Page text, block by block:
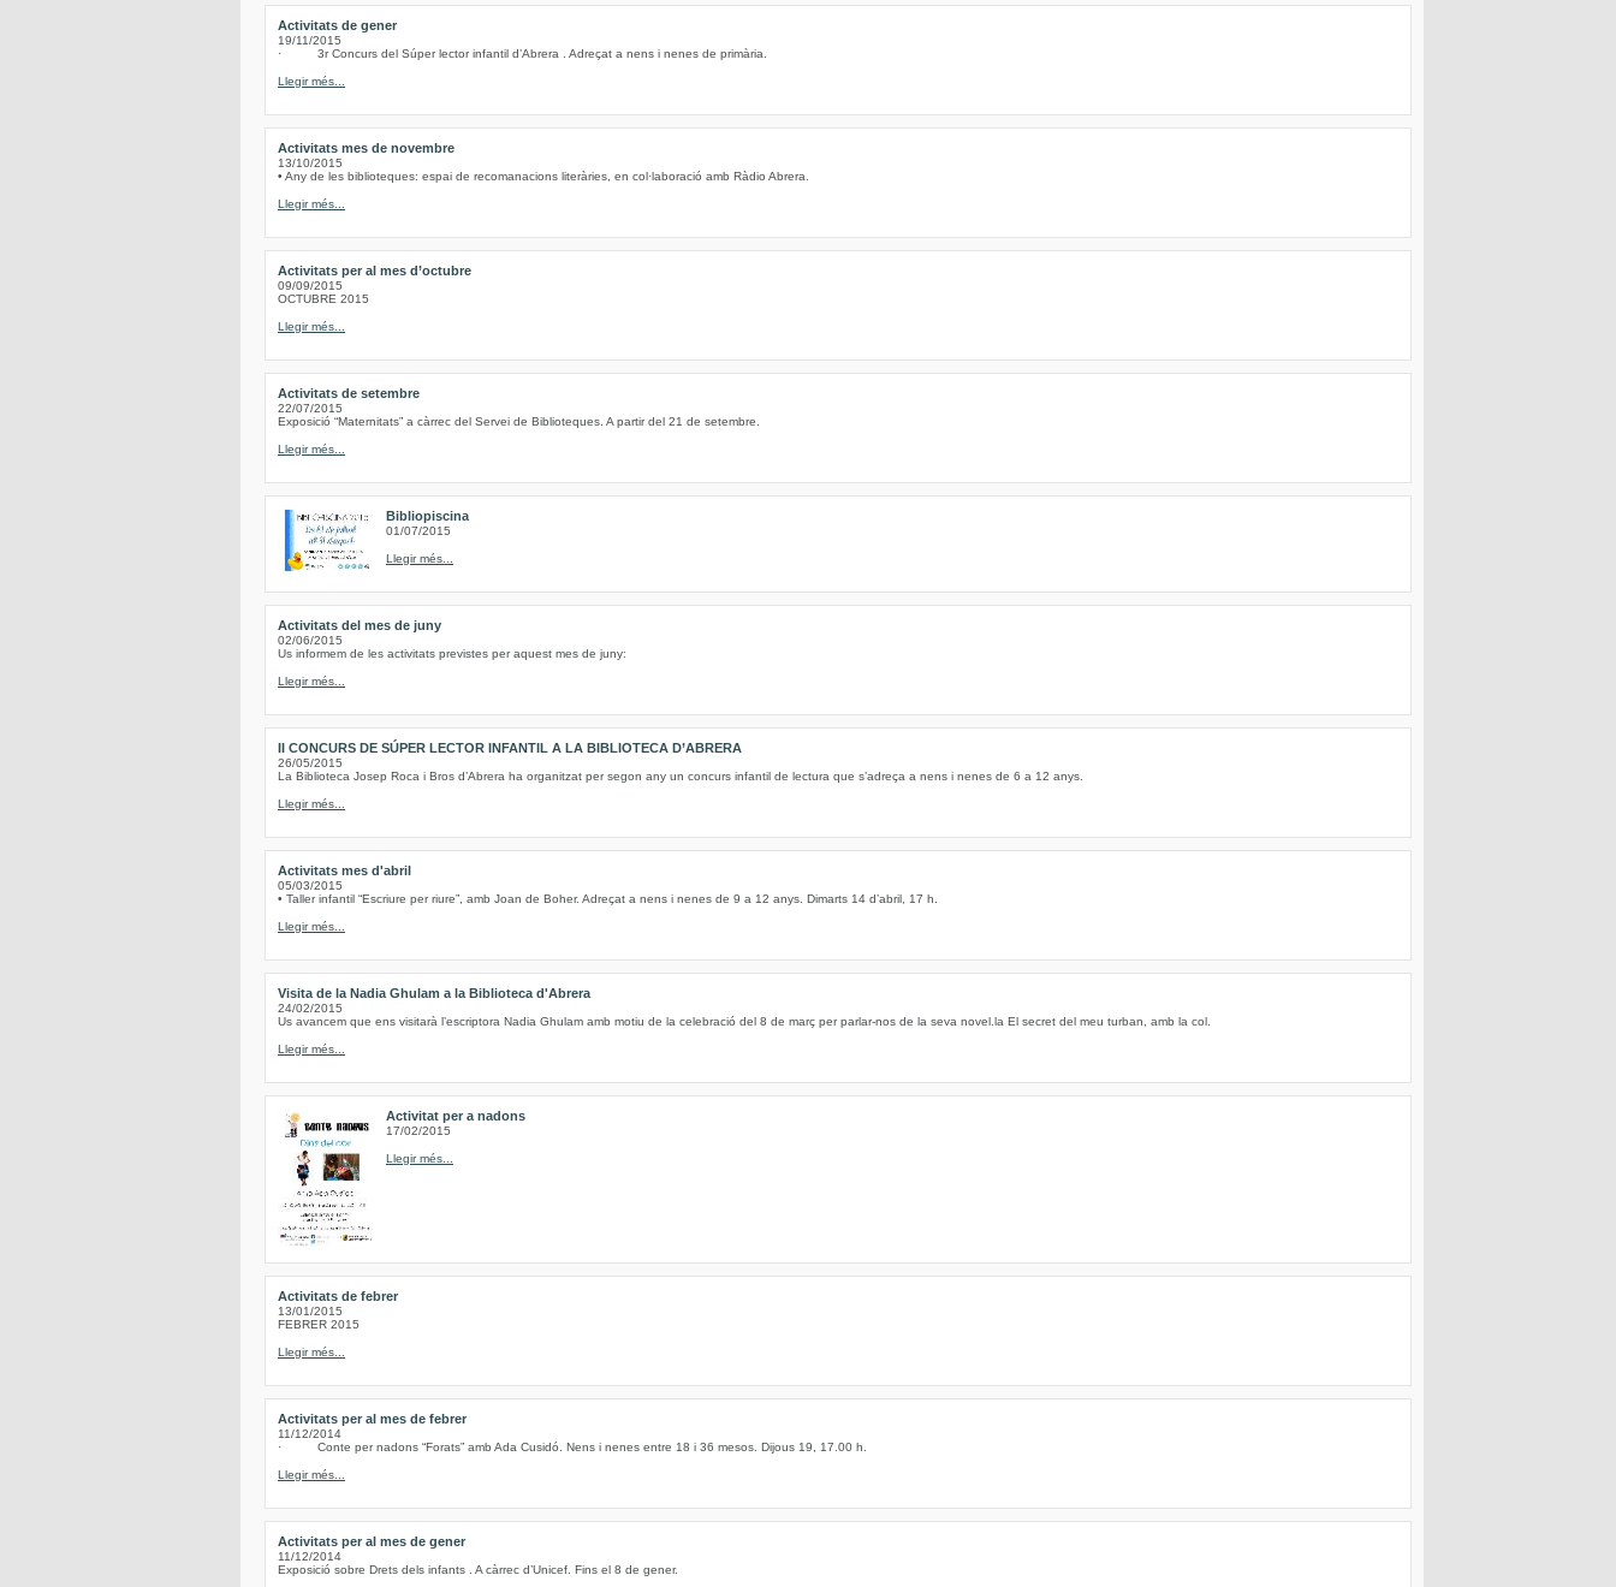
Activitats de gener
19/11/2015
· 3r Concurs del Súper lector infantil d’Abrera . Adreçat a nens i nenes de primària.
Llegir més...
Activitats mes de novembre
13/10/2015
• Any de les biblioteques: espai de recomanacions literàries, en col·laboració amb Ràdio Abrera.
Llegir més...
Activitats per al mes d’octubre
09/09/2015
OCTUBRE 2015
Llegir més...
Activitats de setembre
22/07/2015
Exposició “Maternitats” a càrrec del Servei de Biblioteques. A partir del 21 de setembre.
Llegir més...
Bibliopiscina
01/07/2015
Llegir més...
Activitats del mes de juny
02/06/2015
Us informem de les activitats previstes per aquest mes de juny:
Llegir més...
II CONCURS DE SÚPER LECTOR INFANTIL A LA BIBLIOTECA D’ABRERA
26/05/2015
La Biblioteca Josep Roca i Bros d’Abrera ha organitzat per segon any un concurs infantil de lectura que s’adreça a nens i nenes de 6 a 12 anys.
Llegir més...
Activitats mes d'abril
05/03/2015
• Taller infantil “Escriure per riure”, amb Joan de Boher. Adreçat a nens i nenes de 9 a 12 anys. Dimarts 14 d’abril, 17 h.
Llegir més...
Visita de la Nadia Ghulam a la Biblioteca d'Abrera
24/02/2015
Us avancem que ens visitarà l’escriptora Nadia Ghulam amb motiu de la celebració del 8 de març per parlar-nos de la seva novel.la El secret del meu turban, amb la col.
Llegir més...
Activitat per a nadons
17/02/2015
Llegir més...
Activitats de febrer
13/01/2015
FEBRER 2015
Llegir més...
Activitats per al mes de febrer
11/12/2014
· Conte per nadons “Forats” amb Ada Cusidó. Nens i nenes entre 18 i 36 mesos. Dijous 19, 17.00 h.
Llegir més...
Activitats per al mes de gener
11/12/2014
Exposició sobre Drets dels infants . A càrrec d’Unicef. Fins el 8 de gener.